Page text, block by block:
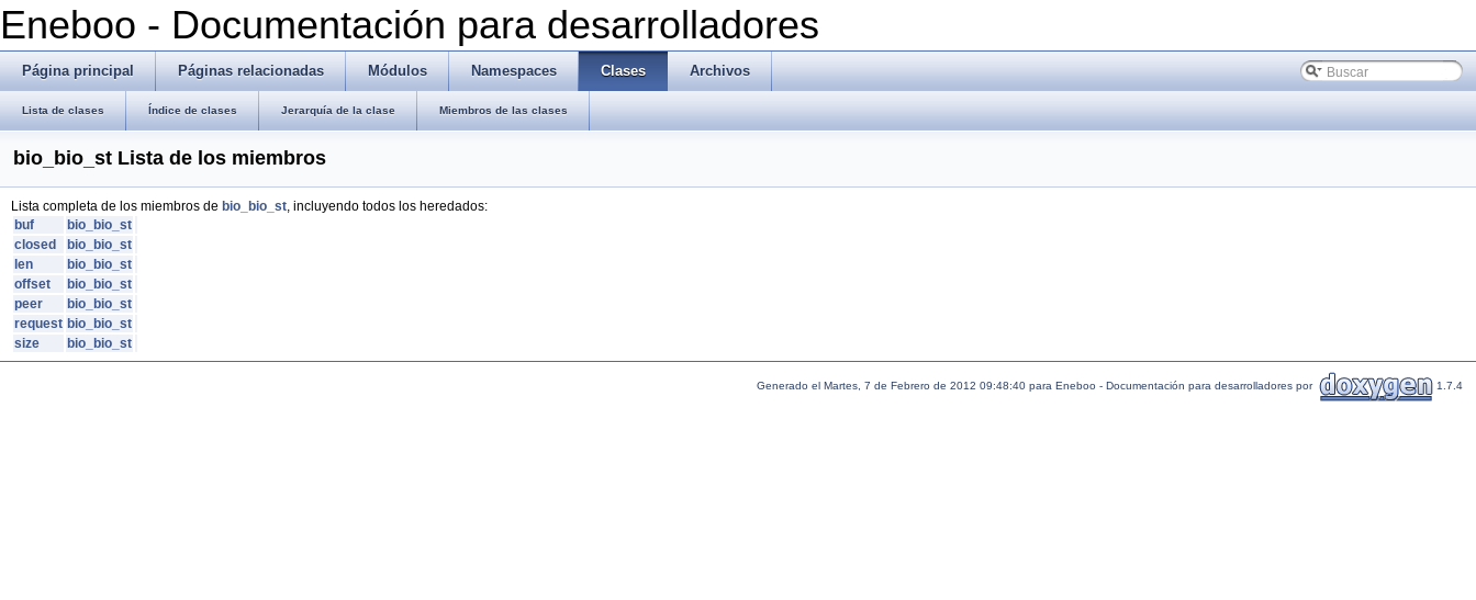
Eneboo - Documentación para desarrolladores
Página principal Páginas relacionadas Módulos Namespaces Clases Archivos
Lista de clases Índice de clases Jerarquía de la clase Miembros de las clases
bio_bio_st Lista de los miembros
Lista completa de los miembros de bio_bio_st, incluyendo todos los heredados:
buf
bio_bio_st
closed
bio_bio_st
len
bio_bio_st
offset
bio_bio_st
peer
bio_bio_st
request bio_bio_st
size
bio_bio_st
Generado el Martes, 7 de Febrero de 2012 09:48:40 para Eneboo - Documentación para desarrolladores por 1.7.4